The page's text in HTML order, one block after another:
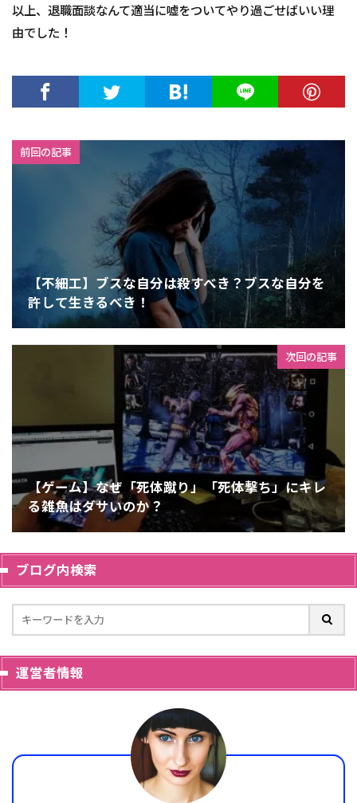
以上、退職面談なんて適当に嘘をついてやり過ごせばいい理
由でした！
前回の記事
【不細工】ブスな自分は殺すべき？ブスな自分を
許して生きるべき！
次回の記事
【ゲーム】なぜ「死体蹴り」「死体撃ち」にキレ
る雑魚はダサいのか？
ブログ内検索
運営者情報